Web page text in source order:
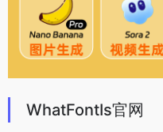
WhatFontIs官网